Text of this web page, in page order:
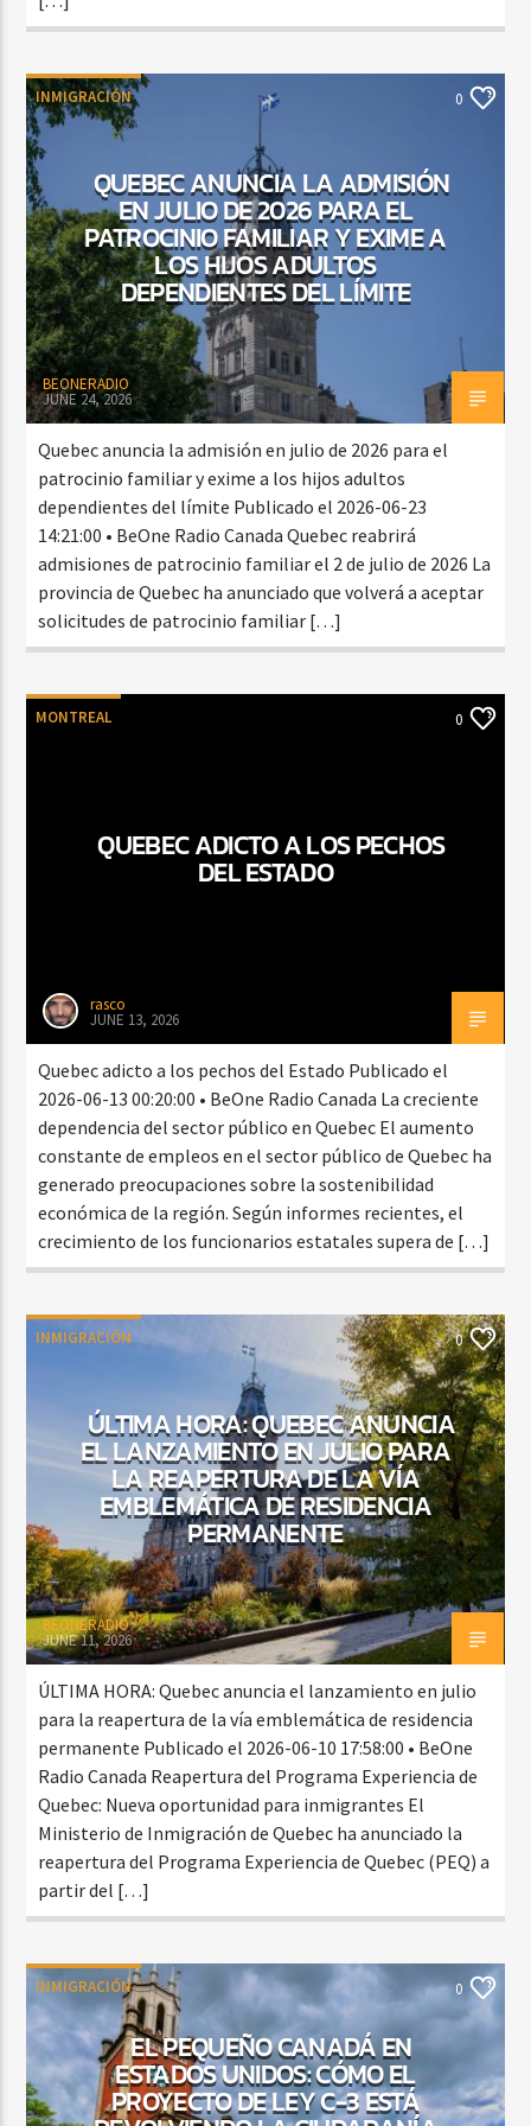
INMIGRACIÓN 0
QUEBEC ANUNCIA LA ADMISIÓN
EN JULIO DE 2026 PARA EL
PATROCINIO FAMILIAR Y EXIME A
LOS HIJOS ADULTOS
DEPENDIENTES DEL LÍMITE
BEONERADIO
JUNE 24, 2026
Quebec anuncia la admisión en julio de 2026 para el
patrocinio familiar y exime a los hijos adultos
dependientes del límite Publicado el 2026-06-23
14:21:00 • BeOne Radio Canada Quebec reabrirá
admisiones de patrocinio familiar el 2 de julio de 2026 La
provincia de Quebec ha anunciado que volverá a aceptar
solicitudes de patrocinio familiar […]
MONTREAL 0
QUEBEC ADICTO A LOS PECHOS
DEL ESTADO
rasco
JUNE 13, 2026
Quebec adicto a los pechos del Estado Publicado el
2026-06-13 00:20:00 • BeOne Radio Canada La creciente
dependencia del sector público en Quebec El aumento
constante de empleos en el sector público de Quebec ha
generado preocupaciones sobre la sostenibilidad
económica de la región. Según informes recientes, el
crecimiento de los funcionarios estatales supera de […]
INMIGRACIÓN 0
ÚLTIMA HORA: QUEBEC ANUNCIA
EL LANZAMIENTO EN JULIO PARA
LA REAPERTURA DE LA VÍA
EMBLEMÁTICA DE RESIDENCIA
PERMANENTE
BEONERADIO
JUNE 11, 2026
ÚLTIMA HORA: Quebec anuncia el lanzamiento en julio
para la reapertura de la vía emblemática de residencia
permanente Publicado el 2026-06-10 17:58:00 • BeOne
Radio Canada Reapertura del Programa Experiencia de
Quebec: Nueva oportunidad para inmigrantes El
Ministerio de Inmigración de Quebec ha anunciado la
reapertura del Programa Experiencia de Quebec (PEQ) a
partir del […]
INMIGRACIÓN 0
EL PEQUEÑO CANADÁ EN
ESTADOS UNIDOS: CÓMO EL
PROYECTO DE LEY C-3 ESTÁ